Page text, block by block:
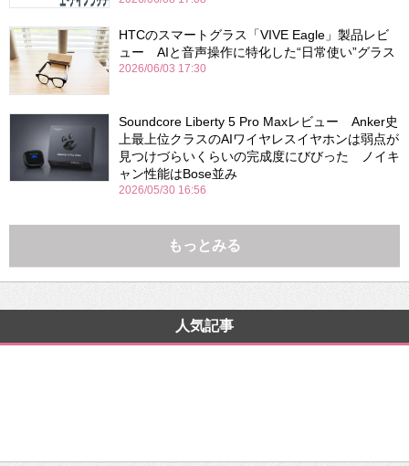
HTCのスマートグラス「VIVE Eagle」製品レビ
ュー AIと音声操作に特化した“日常使い”グラス
2026/06/03 17:30
Soundcore Liberty 5 Pro Maxレビュー Anker史
上最上位クラスのAIワイヤレスイヤホンは弱点が
見つけづらいくらいの完成度にびびった ノイキ
ャン性能はBose並み
2026/05/30 16:56
もっとみる
人気記事